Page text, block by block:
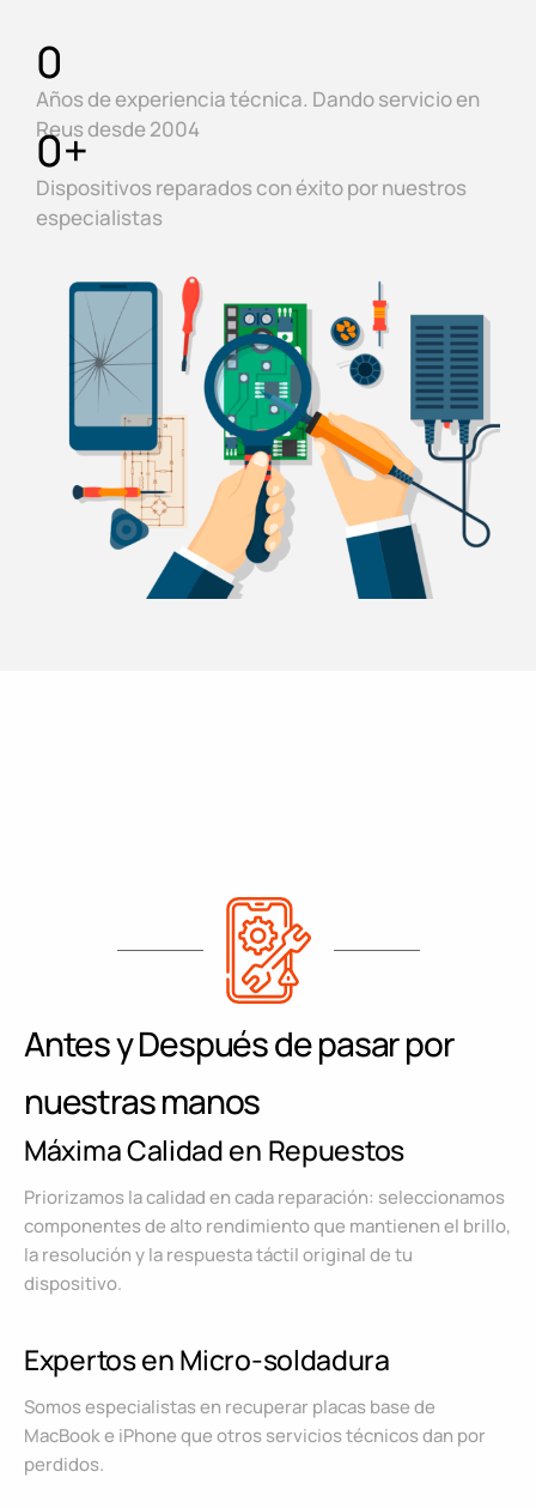
Años de experiencia técnica. Dando servicio en
Reus desde 2004
0
Dispositivos reparados con éxito por nuestros
especialistas
0+
Antes y Después de pasar por
nuestras manos
Máxima Calidad en Repuestos
Priorizamos la calidad en cada reparación: seleccionamos
componentes de alto rendimiento que mantienen el brillo,
la resolución y la respuesta táctil original de tu
dispositivo.
Expertos en Micro-soldadura
Somos especialistas en recuperar placas base de
MacBook e iPhone que otros servicios técnicos dan por
perdidos.